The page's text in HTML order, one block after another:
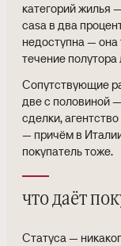
категорий жилья
casa в два
недоступна — она
течение полутора
Сопутствующие
две с половиной
сделки,
— причём в
покупатель тоже.
что даёт
Статуса —